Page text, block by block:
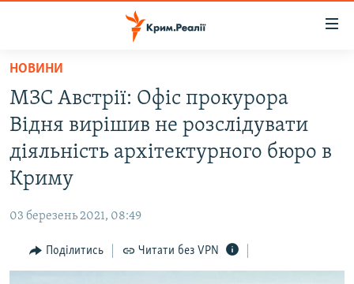
Перейти
основного
матеріалу
Перейти
до
основної
Перейти
пошуку
ВІДЕО ТА ФОТО
ПОЛІТИКА
ПОГЛЯД
ІНТЕРВ'Ю
НОВИНИ
МЗС Австрії: Офіс прокурора
Відня вирішив не розслідувати
діяльність архітектурного бюро в
Криму
03 березень 2021, 08:49
Поділитись Читати без VPN